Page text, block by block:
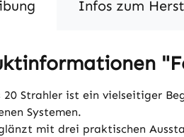
Infos zum
20 Strahler ist ein vielseitiger
Systemen.
mit drei praktischen